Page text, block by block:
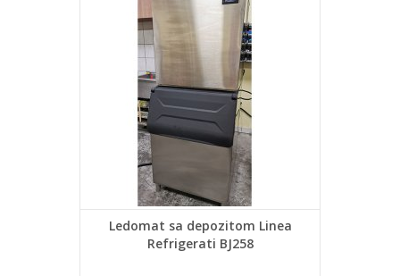
Ledomat sa depozitom Linea
Refrigerati BJ258